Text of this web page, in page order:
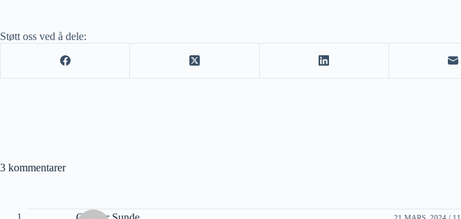
Støtt oss ved å dele:
3 kommentarer